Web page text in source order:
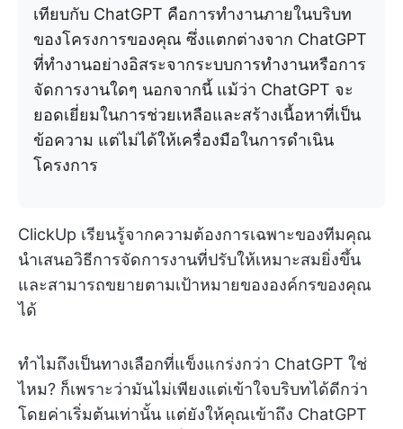
เทียบกับ ChatGPT คือการทำงานภายในบริบท
ของโครงการของคุณ ซึ่งแตกต่างจาก ChatGPT
ที่ทำงานอย่างอิสระจากระบบการทำงานหรือการ
จัดการงานใดๆ นอกจากนี้ แม้ว่า ChatGPT จะ
ยอดเยี่ยมในการช่วยเหลือและสร้างเนื้อหาที่เป็น
ข้อความ แต่ไม่ได้ให้เครื่องมือในการดำเนิน
โครงการ
ClickUp เรียนรู้จากความต้องการเฉพาะของทีมคุณ
นำเสนอวิธีการจัดการงานที่ปรับให้เหมาะสมยิ่งขึ้น
และสามารถขยายตามเป้าหมายขององค์กรของคุณ
ได้
ทำไมถึงเป็นทางเลือกที่แข็งแกร่งกว่า ChatGPT ใช่
ไหม? ก็เพราะว่ามันไม่เพียงแต่เข้าใจบริบทได้ดีกว่า
โดยค่าเริ่มต้นเท่านั้น แต่ยังให้คุณเข้าถึง ChatGPT